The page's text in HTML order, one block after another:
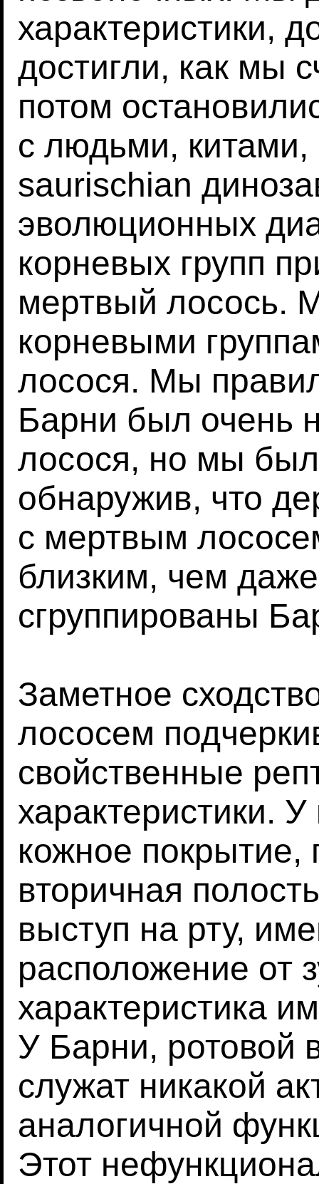
характеристики,
достигли, как мы
потом
с людьми,
saurischian
эволюционных
корневых групп
мертвый лосось.
корневыми
лосося. Мы
Барни был очень
лосося, но мы
обнаружив, что
с мертвым
близким, чем
сгруппированы
Заметное
лососем
свойственные
характеристики.
кожное покрытие,
вторичная
выступ на рту,
расположение от
характеристика
У Барни, ротовой
служат никакой
аналогичной
Этот